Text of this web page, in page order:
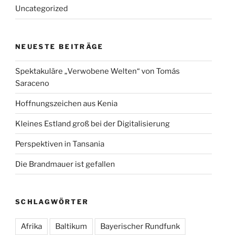
Uncategorized
NEUESTE BEITRÄGE
Spektakuläre „Verwobene Welten“ von Tomás
Saraceno
Hoffnungszeichen aus Kenia
Kleines Estland groß bei der Digitalisierung
Perspektiven in Tansania
Die Brandmauer ist gefallen
SCHLAGWÖRTER
Afrika Baltikum Bayerischer Rundfunk